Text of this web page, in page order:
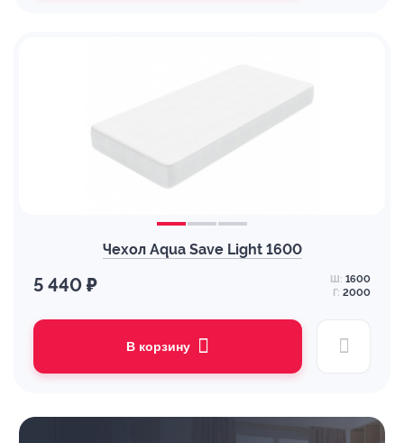
Чехол Aqua Save Light 1600
5 440 ₽ Ш: 1600
Г: 2000
В корзину